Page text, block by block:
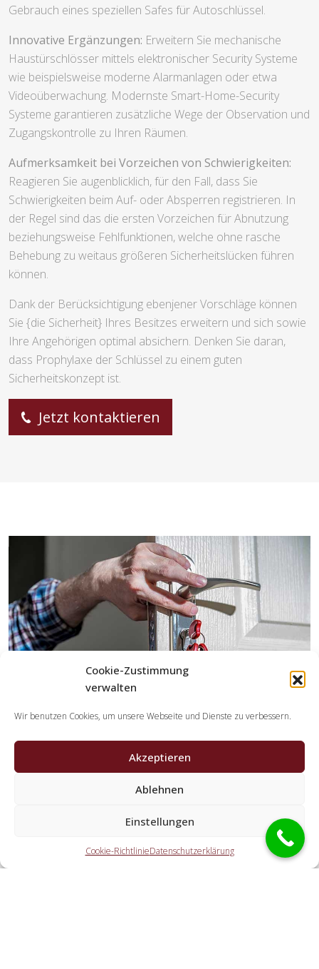
Cookie-Zustimmung
verwalten
Wir benutzen Cookies, um unsere Webseite und Dienste zu verbessern.
Akzeptieren
Ablehnen
Einstellungen
Cookie-RichtlinieDatenschutzerklärung
Gebrauch eines speziellen Safes für Autoschlüssel.
Innovative Ergänzungen: Erweitern Sie mechanische
Haustürschlösser mittels elektronischer Security Systeme
wie beispielsweise moderne Alarmanlagen oder etwa
Videoüberwachung. Modernste Smart-Home-Security
Systeme garantieren zusätzliche Wege der Observation und
Zugangskontrolle zu Ihren Räumen.
Aufmerksamkeit bei Vorzeichen von Schwierigkeiten:
Reagieren Sie augenblicklich, für den Fall, dass Sie
Schwierigkeiten beim Auf- oder Absperren registrieren. In
der Regel sind das die ersten Vorzeichen für Abnutzung
beziehungsweise Fehlfunktionen, welche ohne rasche
Behebung zu weitaus größeren Sicherheitslücken führen
können.
Dank der Berücksichtigung ebenjener Vorschläge können
Sie {die Sicherheit} Ihres Besitzes erweitern und sich sowie
Ihre Angehörigen optimal absichern. Denken Sie daran,
dass Prophylaxe der Schlüssel zu einem guten
Sicherheitskonzept ist.
Jetzt kontaktieren
Welche Tätigkeiten erledigen die
Die Kooperationspartner erledigen jegliche Aufgaben,
welche Sie von einem Aufsperrdienst erwarten. Dazu zählt